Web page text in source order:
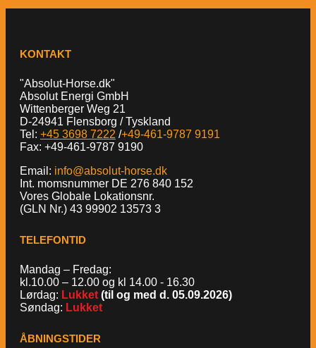
KONTAKT
"Absolut-Horse.dk"
Absolut Energi GmbH
Wittenberger Weg 21
D-24941 Flensborg / Tyskland
Tel: +45 3698 7222 /+49-461-9787 9191
Fax: +49-461-9787 9190
Email: info@absolut-horse.dk
Int. momsnummer DE 276 840 152
Vores Globale Lokationsnr.
(GLN Nr.) 43 99902 13573 3
TELEFONTID
Mandag – Fredag:
kl.10.00 – 12.00 og kl 14.00 - 16.30
Lørdag: Lukket (til og med d. 05.09.2026)
Søndag: Lukket
ÅBNINGSTIDER